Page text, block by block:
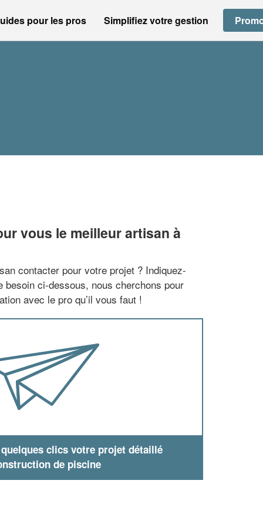
pour les pros Simplifiez votre gestion
vous le meilleur artisan à
contacter pour votre projet ? Indiquez-
besoin ci-dessous, nous cherchons pour
avec le pro qu’il vous faut !
clics votre projet détaillé
de piscine